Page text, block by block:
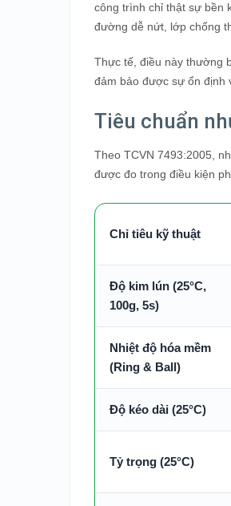
công trình chỉ thật sự bền
đường dễ nứt, lớp chống
Thực tế, điều này thường
đảm bảo được sự ổn định
Tiêu chuẩn
Theo TCVN 7493:2005,
được đo trong điều kiện
Chỉ tiêu kỹ thuật
Độ kim lún (25°C,
100g, 5s)
Nhiệt độ hóa mềm
(Ring & Ball)
Độ kéo dài (25°C)
Tỷ trọng (25°C)